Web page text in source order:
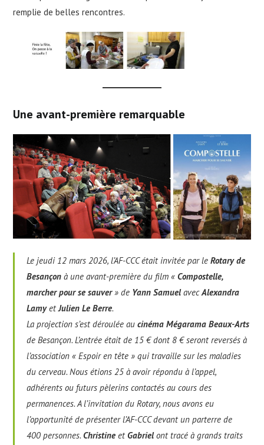
remplie de belles rencontres.
Une avant-première remarquable
Le jeudi 12 mars 2026, l’AF-CCC était invitée par leRotary de
Besançon à une avant-première du film « Compostelle,
marcher pour se sauver» de Yann SamuelavecAlexandra
LamyetJulien Le Berre.
La projection s’est déroulée au cinéma Mégarama Beaux-Arts
de Besançon. L’entrée était de 15 € dont 8 € seront reversés à
l’association « Espoir en tête » qui travaille sur les maladies
du cerveau. Nous étions 25 à avoir répondu à l’appel,
adhérents ou futurs pèlerins contactés au cours des
permanences. A l’invitation du Rotary, nous avons eu
l’opportunité de présenter l’AF-CCC devant un parterre de
400 personnes. Christineet Gabrielont tracé à grands traits